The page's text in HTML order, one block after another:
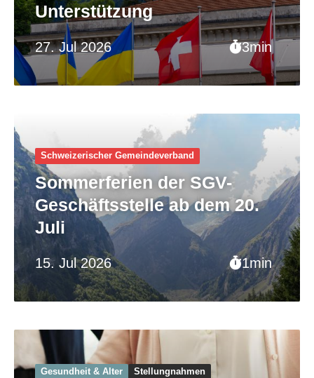
27. Jul 2026 3min
Unterstützung
15. Jul 2026 1min
Schweizerischer Gemeinde­verband
Sommerferien der SGV-
Geschäftsstelle ab dem 20.
Juli
Gesundheit & Alter Stellungnahmen